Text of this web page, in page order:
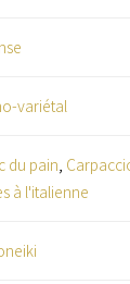
variétal
du pain
à l'italienne